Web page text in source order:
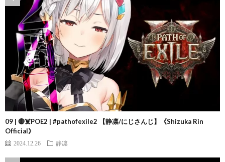
09 | 🔴☠️POE2 | #pathofexile2 【静凛/にじさんじ】《Shizuka Rin
Official》
2024.12.26 静凛